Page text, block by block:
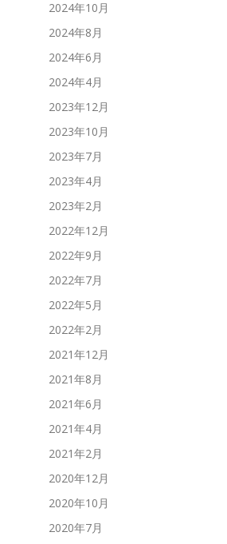
2024年10月
2024年8月
2024年6月
2024年4月
2023年12月
2023年10月
2023年7月
2023年4月
2023年2月
2022年12月
2022年9月
2022年7月
2022年5月
2022年2月
2021年12月
2021年8月
2021年6月
2021年4月
2021年2月
2020年12月
2020年10月
2020年7月